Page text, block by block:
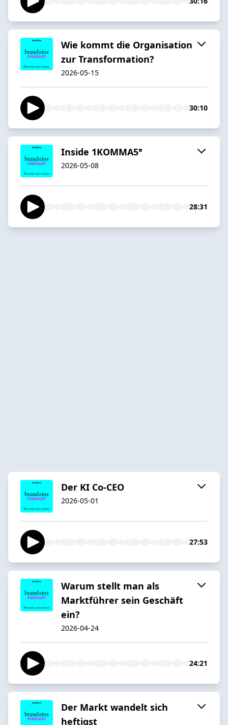
Wie kommt die Organisation
zur Transformation?
2026-05-15
30:10
Inside 1KOMMA5°
2026-05-08
28:31
Der KI Co-CEO
2026-05-01
27:53
Warum stellt man als
Marktführer sein Geschäft
ein?
2026-04-24
24:21
Der Markt wandelt sich
heftigst